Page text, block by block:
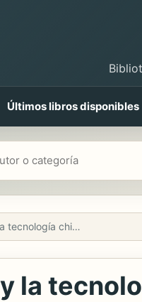
Últimos libros disponibles
De la ciencia y la tecnología chinas
la